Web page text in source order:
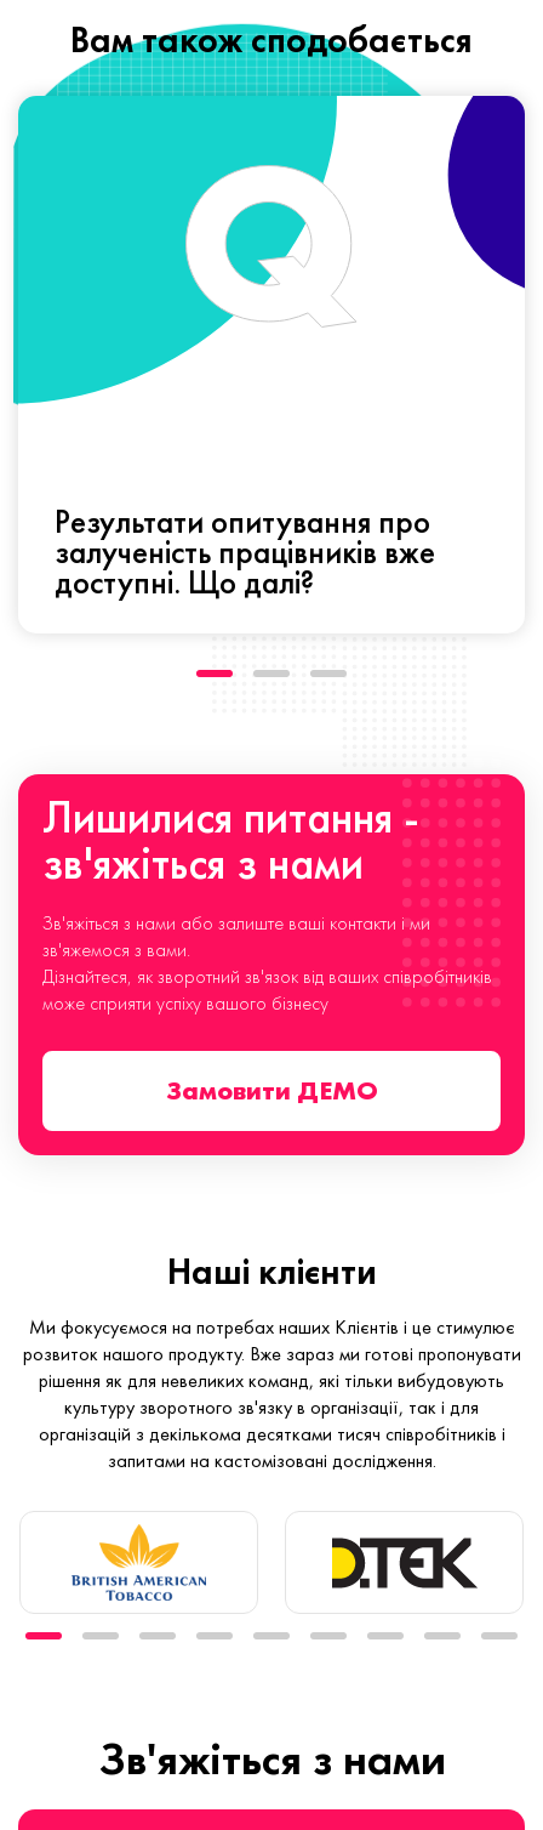
Вам також сподобається
Результати опитування про
залученість працівників вже
доступні. Що далі?
Лишилися питання -
зв'яжіться з нами
Зв'яжіться з нами або залиште ваші контакти і ми
зв'яжемося з вами.
Дізнайтеся, як зворотний зв'язок від ваших співробітників
може сприяти успіху вашого бізнесу
Замовити ДЕМО
Наші клієнти
Ми фокусуємося на потребах наших Клієнтів і це стимулює
розвиток нашого продукту. Вже зараз ми готові пропонувати
рішення як для невеликих команд, які тільки вибудовують
культуру зворотного зв'язку в організації, так і для
організацій з декількома десятками тисяч співробітників і
запитами на кастомізовані дослідження.
Зв'яжіться з нами